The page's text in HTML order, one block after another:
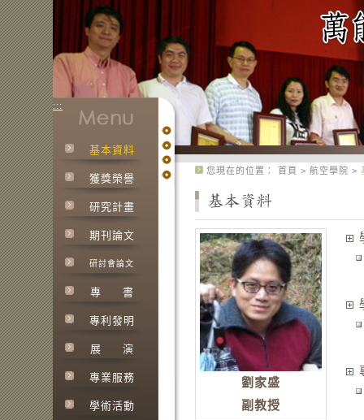
:::
基本資料
獲獎榮譽
研究計畫
期刊論文
研討會論文
專 書
專利發明
展 演
專業服務
學術活動
您現在的位置： 首頁 > 航空學院 >
劉家盛
副教授